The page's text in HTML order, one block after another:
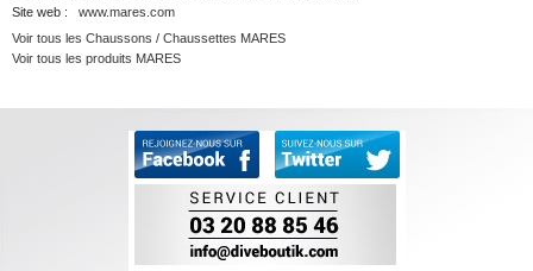
Site web : www.mares.com
Voir tous les Chaussons / Chaussettes MARES
Voir tous les produits MARES